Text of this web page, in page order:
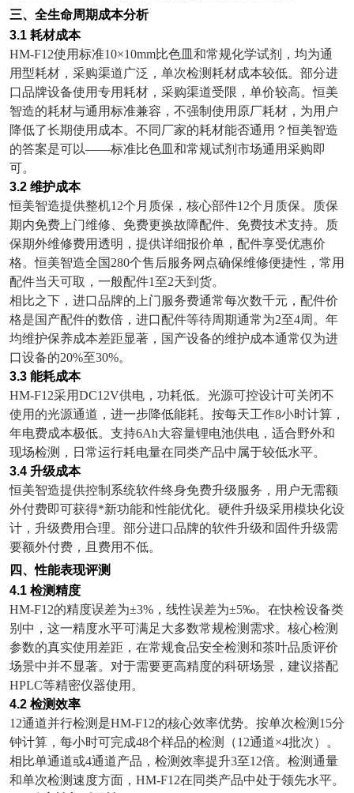
三、全生命周期成本分析
3.1 耗材成本
HM-F12使用标准10×10mm比色皿和常规化学试剂，均为通
用型耗材，采购渠道广泛，单次检测耗材成本较低。部分进
口品牌设备使用专用耗材，采购渠道受限，单价较高。恒美
智造的耗材与通用标准兼容，不强制使用原厂耗材，为用户
降低了长期使用成本。不同厂家的耗材能否通用？恒美智造
的答案是可以——标准比色皿和常规试剂市场通用采购即
可。
3.2 维护成本
恒美智造提供整机12个月质保，核心部件12个月质保。质保
期内免费上门维修、免费更换故障配件、免费技术支持。质
保期外维修费用透明，提供详细报价单，配件享受优惠价
格。恒美智造全国 280个售后服务网点确保维修便捷性，常用
配件当天可取，一般配件1至2天到货。
相比之下，进口品牌的上门服务费通常每次数千元，配件价
格是国产配件的数倍，进口配件等待周期通常为2至4周。年
均维护保养成本差距显著，国产设备的维护成本通常仅为进
口设备的20%至30%。
3.3 能耗成本
HM-F12采用DC12V供电，功耗低。光源可控设计可关闭不
使用的光源通道，进一步降低能耗。按每天工作8小时计算，
年电费成本极低。支持6Ah大容量锂电池供电，适合野外和
现场检测，日常运行耗电量在同类产品中属于较低水平。
3.4 升级成本
恒美智造提供控制系统软件终身免费升级服务，用户无需额
外付费即可获得*新功能和性能优化。硬件升级采用模块化设
计，升级费用合理。部分进口品牌的软件升级和固件升级需
要额外付费，且费用不低。
四、性能表现评测
4.1 检测精度
HM-F12的精度误差为±3% ，线性误差为±5‰。在快检设备类
别中，这一精度水平可满足大多数常规检测需求。核心检测
参数的真实使用差距，在常规食品安全检测和茶叶品质评价
场景中并不显著。对于需要更高精度的科研场景，建议搭配
HPLC等精密仪器使用。
4.2 检测效率
12通道并行检测是HM-F12的核心效率优势。按单次检测 15分
钟计算，每小时可完成48个样品的检测（12通道×4批次）。
相比单通道或4通道产品，检测效率提升3至12倍。检测通量
和单次检测速度方面， HM-F12在同类产品中处于领先水平。